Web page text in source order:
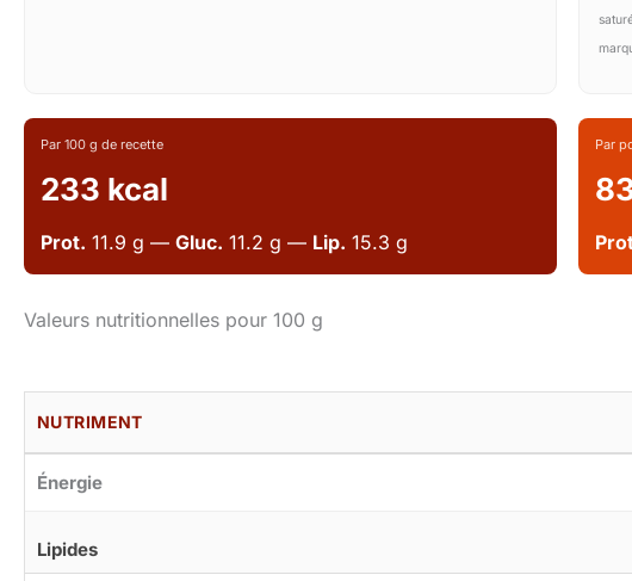
Par 100 g de recette
233 kcal
Prot. 11.9 g — Gluc. 11.2 g — Lip. 15.3 g
Par
Valeurs nutritionnelles pour 100 g
NUTRIMENT
Énergie
Lipides